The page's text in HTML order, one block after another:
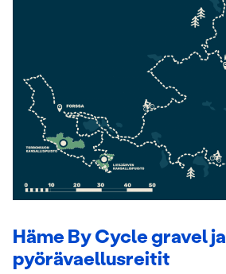
Häme By Cycle gravel ja
pyörävaellusreitit